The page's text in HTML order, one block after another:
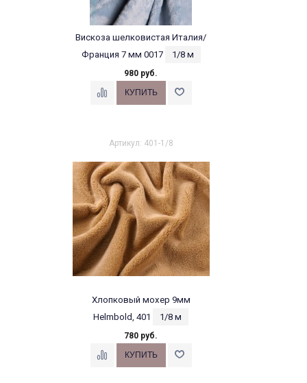
Вискоза шелковистая Италия/
Франция 7 мм 0017
1/8 м
980 руб.
Артикул: 401-1/8
Хлопковый мохер 9мм
Helmbold, 401
1/8 м
780 руб.